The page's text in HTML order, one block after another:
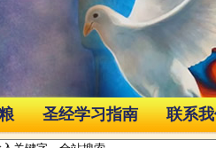
圣经学习指南 联系